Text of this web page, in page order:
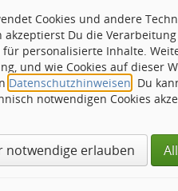
de mi terra
(1976)
warten müssen, auf das
im RETURN-TO-FOREVER-
Cookies und andere
akzeptierst Du die
für personalisierte Inhalte.
und wie Cookies auf dieser
Datenschutzhinweisen . Du
notwendigen Cookies
notwendige erlauben